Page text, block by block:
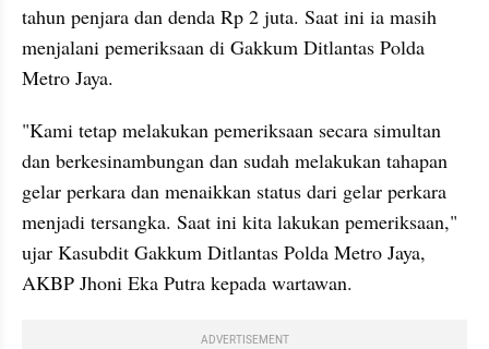
tahun penjara dan denda Rp 2 juta. Saat ini ia masih
menjalani pemeriksaan di Gakkum Ditlantas Polda
Metro Jaya.
"Kami tetap melakukan pemeriksaan secara simultan
dan berkesinambungan dan sudah melakukan tahapan
gelar perkara dan menaikkan status dari gelar perkara
menjadi tersangka. Saat ini kita lakukan pemeriksaan,"
ujar Kasubdit Gakkum Ditlantas Polda Metro Jaya,
AKBP Jhoni Eka Putra kepada wartawan.
ADVERTISEMENT